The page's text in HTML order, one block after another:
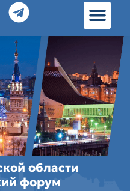
области
форум